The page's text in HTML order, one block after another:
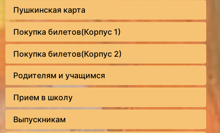
Пушкинская карта
Покупка билетов(Корпус 1)
Покупка билетов(Корпус 2)
Родителям и учащимся
Прием в школу
Выпускникам